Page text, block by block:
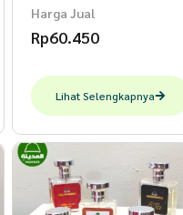
Harga Jual
Rp60.450
Lihat Selengkapnya